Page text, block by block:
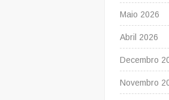
Maio 2026
Abril 2026
Decembro
Novembro